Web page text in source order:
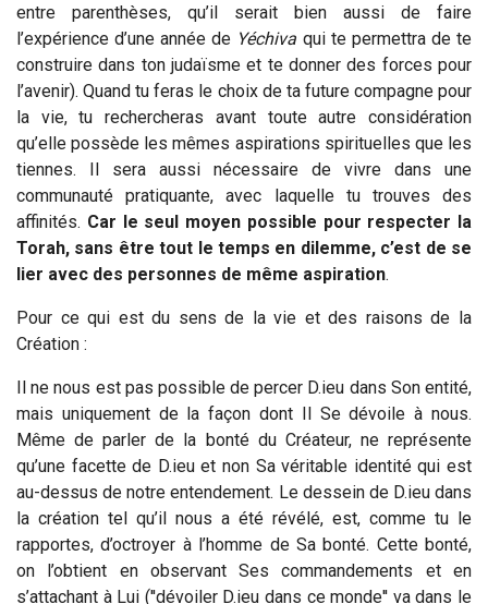
entre parenthèses, qu’il serait bien aussi de faire
l’expérience d’une année de Yéchiva qui te permettra de te
construire dans ton judaïsme et te donner des forces pour
l’avenir). Quand tu feras le choix de ta future compagne pour
la vie, tu rechercheras avant toute autre considération
qu’elle possède les mêmes aspirations spirituelles que les
tiennes. Il sera aussi nécessaire de vivre dans une
communauté pratiquante, avec laquelle tu trouves des
affinités. Car le seul moyen possible pour respecter la
Torah, sans être tout le temps en dilemme, c’est de se
lier avec des personnes de même aspiration.
Pour ce qui est du sens de la vie et des raisons de la
Création :
Il ne nous est pas possible de percer D.ieu dans Son entité,
mais uniquement de la façon dont Il Se dévoile à nous.
Même de parler de la bonté du Créateur, ne représente
qu’une facette de D.ieu et non Sa véritable identité qui est
au-dessus de notre entendement. Le dessein de D.ieu dans
la création tel qu’il nous a été révélé, est, comme tu le
rapportes, d’octroyer à l’homme de Sa bonté. Cette bonté,
on l’obtient en observant Ses commandements et en
s’attachant à Lui (''dévoiler D.ieu dans ce monde'' va dans le